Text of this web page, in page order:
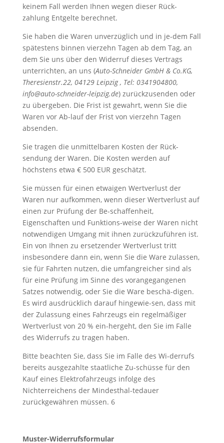
keinem Fall werden Ihnen wegen dieser Rück-
zahlung Entgelte berechnet.
Sie haben die Waren unverzüglich und in je-dem Fall
spätestens binnen vierzehn Tagen ab dem Tag, an
dem Sie uns über den Widerruf dieses Vertrags
unterrichten, an uns (Auto-Schneider GmbH & Co.KG,
Theresienstr.22, 04129 Leipzig , Tel: 0341904800,
info@auto-schneider-leipzig.de) zurückzusenden oder
zu übergeben. Die Frist ist gewahrt, wenn Sie die
Waren vor Ab-lauf der Frist von vierzehn Tagen
absenden.
Sie tragen die unmittelbaren Kosten der Rück-
sendung der Waren. Die Kosten werden auf
höchstens etwa € 500 EUR geschätzt.
Sie müssen für einen etwaigen Wertverlust der
Waren nur aufkommen, wenn dieser Wertverlust auf
einen zur Prüfung der Be-schaffenheit,
Eigenschaften und Funktions-weise der Waren nicht
notwendigen Umgang mit ihnen zurückzuführen ist.
Ein von Ihnen zu ersetzender Wertverlust tritt
insbesondere dann ein, wenn Sie die Ware zulassen,
sie für Fahrten nutzen, die umfangreicher sind als
für eine Prüfung im Sinne des vorangegangenen
Satzes notwendig, oder Sie die Ware beschä-digen.
Es wird ausdrücklich darauf hingewie-sen, dass mit
der Zulassung eines Fahrzeugs ein regelmäßiger
Wertverlust von 20 % ein-hergeht, den Sie im Falle
des Widerrufs zu tragen haben.
Bitte beachten Sie, dass Sie im Falle des Wi-derrufs
bereits ausgezahlte staatliche Zu-schüsse für den
Kauf eines Elektrofahrzeugs infolge des
Nichterreichens der Mindesthal-tedauer
zurückgewähren müssen. 6
Muster-Widerrufsformular